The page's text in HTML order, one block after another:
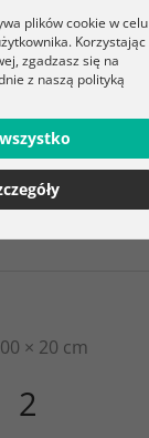
× 20 cm
2
plików cookie w celu
Korzystając
zgadzasz się na
z naszą polityką